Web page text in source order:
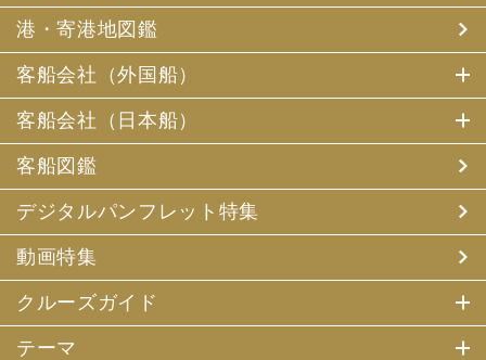
港・寄港地図鑑
客船会社（外国船）
客船会社（日本船）
客船図鑑
デジタルパンフレット特集
動画特集
クルーズガイド
テーマ